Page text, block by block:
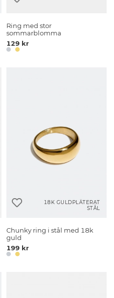
Ring med stor
sommarblomma
129 kr
18K GULDPLÄTERAT
STÅL
Chunky ring i stål med 18k
guld
199 kr